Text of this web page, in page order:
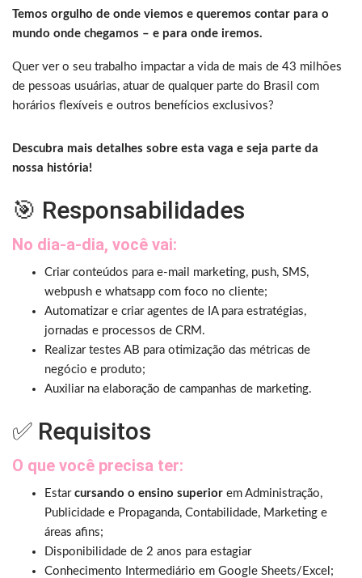
Temos orgulho de onde viemos e queremos contar para o
mundo onde chegamos – e para onde iremos.
Quer ver o seu trabalho impactar a vida de mais de 43 milhões
de pessoas usuárias, atuar de qualquer parte do Brasil com
horários flexíveis e outros benefícios exclusivos?
Descubra mais detalhes sobre esta vaga e seja parte da
nossa história!
🎯 Responsabilidades
No dia-a-dia, você vai:
Criar conteúdos para e-mail marketing, push, SMS,
webpush e whatsapp com foco no cliente;
Automatizar e criar agentes de IA para estratégias,
jornadas e processos de CRM.
Realizar testes AB para otimização das métricas de
negócio e produto;
Auxiliar na elaboração de campanhas de marketing.
✅ Requisitos
O que você precisa ter:
Estar cursando o ensino superior em Administração,
Publicidade e Propaganda, Contabilidade, Marketing e
áreas afins;
Disponibilidade de 2 anos para estagiar
Conhecimento Intermediário em Google Sheets/Excel;